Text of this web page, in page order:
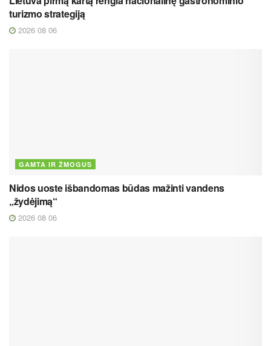
turizmo strategiją
2026 08 06
GAMTA IR ŽMOGUS
Nidos uoste išbandomas būdas mažinti vandens
„žydėjimą“
2026 08 06